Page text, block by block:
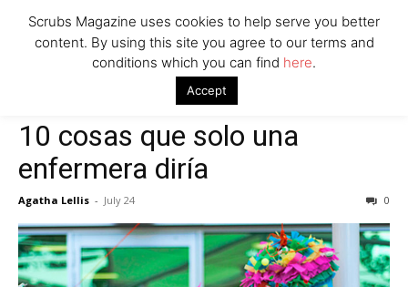
10 cosas que solo una enfermera diría
10 cosas que solo una
enfermera diría
Agatha Lellis - July 24 0
Scrubs Magazine uses cookies to help serve you better
content. By using this site you agree to our terms and
conditions which you can find here.
Accept